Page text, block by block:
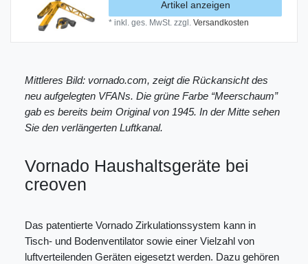
Artikel anzeigen
*inkl. ges. MwSt. zzgl.Versandkosten
Mittleres Bild: vornado.com, zeigt die Rückansicht des
neu aufgelegten VFANs. Die grüne Farbe “Meerschaum”
gab es bereits beim Original von 1945. In der Mitte sehen
Sie den verlängerten Luftkanal.
Vornado Haushaltsgeräte bei
creoven
Das patentierte Vornado Zirkulationssystem kann in
Tisch- und Bodenventilator sowie einer Vielzahl von
luftverteilenden Geräten eigesetzt werden. Dazu gehören